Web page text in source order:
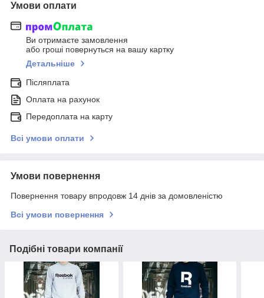
Умови оплати
Ви отримаєте замовлення
або гроші повернуться на вашу картку
Детальніше
Післяплата
Оплата на рахунок
Передоплата на карту
Всі умови оплати
Умови повернення
Повернення товару впродовж 14 днів за домовленістю
Всі умови повернення
Подібні товари компанії